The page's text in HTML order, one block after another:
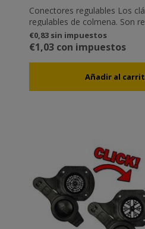
Conectores regulables Los
regulables de colmena. Son
atar en alturas diferentes (ej.
excluidor entre dos bases).
conectores más famosos en
€0,83 sin impuestos
€1,03 con impuestos